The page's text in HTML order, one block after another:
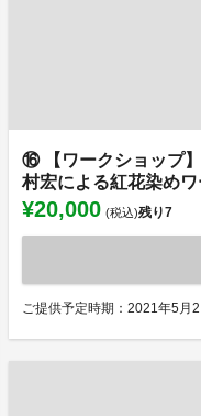
⑯ 【ワークショップ
村宏による紅花染めワ
¥20,000 (税込)残り7
ご提供予定時期：2021年5月2